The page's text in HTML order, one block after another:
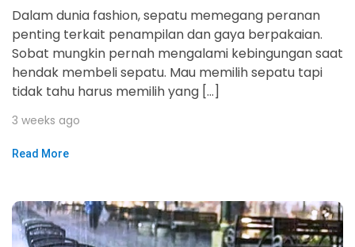
Dalam dunia fashion, sepatu memegang peranan
penting terkait penampilan dan gaya berpakaian.
Sobat mungkin pernah mengalami kebingungan saat
hendak membeli sepatu. Mau memilih sepatu tapi
tidak tahu harus memilih yang […]
3 weeks ago
Read More